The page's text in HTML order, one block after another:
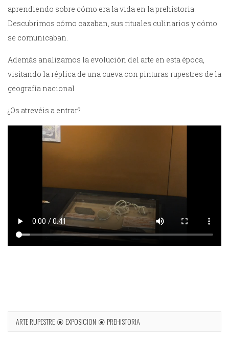
aprendiendo sobre cómo era la vida en la prehistoria.
Descubrimos cómo cazaban, sus rituales culinarios y cómo
se comunicaban.
Además analizamos la evolución del arte en esta época,
visitando la réplica de una cueva con pinturas rupestres de la
geografía nacional
¿Os atrevéis a entrar?
ARTE RUPESTRE EXPOSICION PREHISTORIA